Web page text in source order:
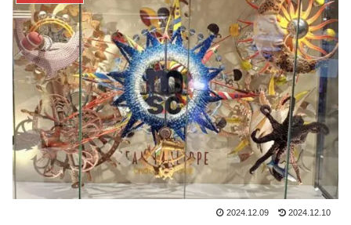
2024.12.09 2024.12.10